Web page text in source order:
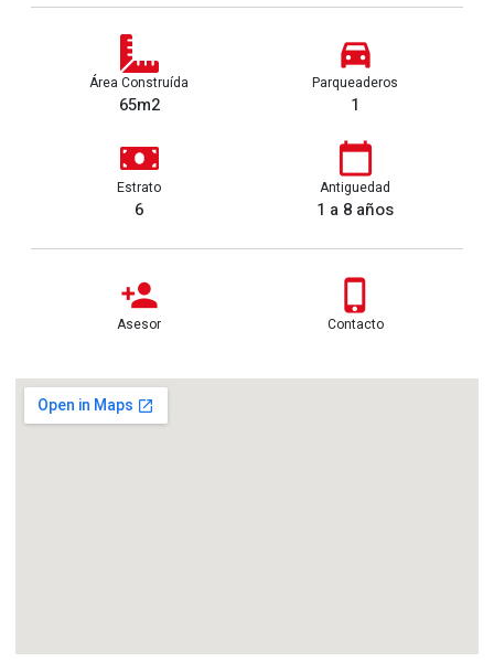
Área Construída
65m2
Parqueaderos
1
Estrato
6
Antiguedad
1 a 8 años
Asesor Contacto